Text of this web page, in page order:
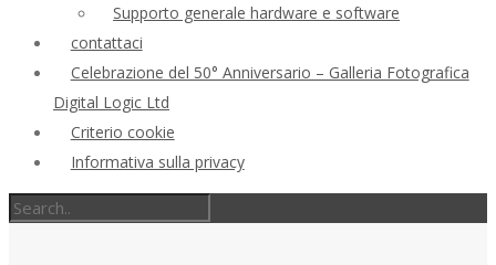
Supporto generale hardware e software
contattaci
Celebrazione del 50° Anniversario – Galleria Fotografica
Digital Logic Ltd
Criterio cookie
Informativa sulla privacy